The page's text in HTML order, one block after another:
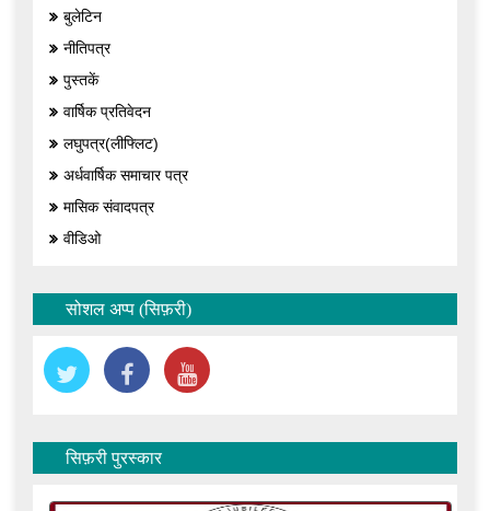
बुलेटिन
नीतिपत्र
पुस्तकें
वार्षिक प्रतिवेदन
लघुपत्र(लीफ्लिट)
अर्धवार्षिक समाचार पत्र
मासिक संवादपत्र
वीडिओ
सोशल अप्प (सिफ़री)
सिफ़री पुरस्कार